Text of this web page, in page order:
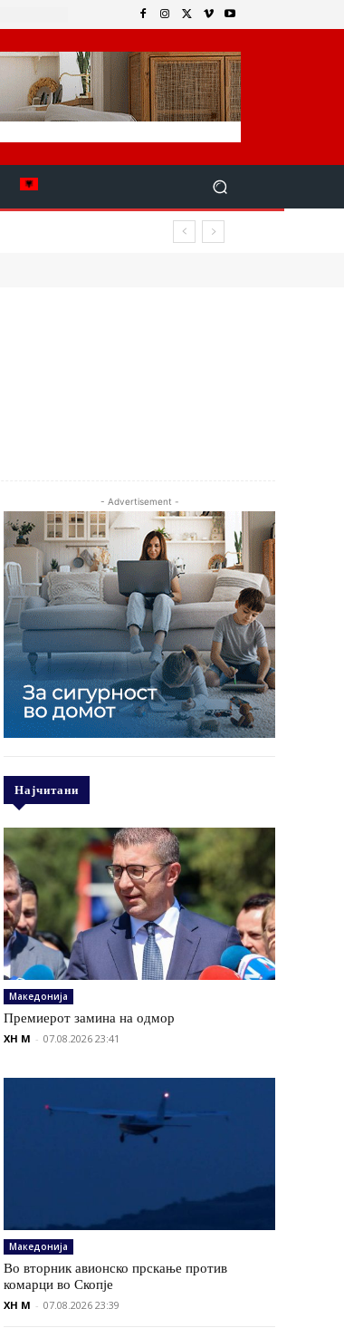
- Advertisement -
Најчитани
Македонија
Премиерот замина на одмор
XH M - 07.08.2026 23:41
Македонија
Во вторник авионско прскање против
комарци во Скопје
XH M - 07.08.2026 23:39